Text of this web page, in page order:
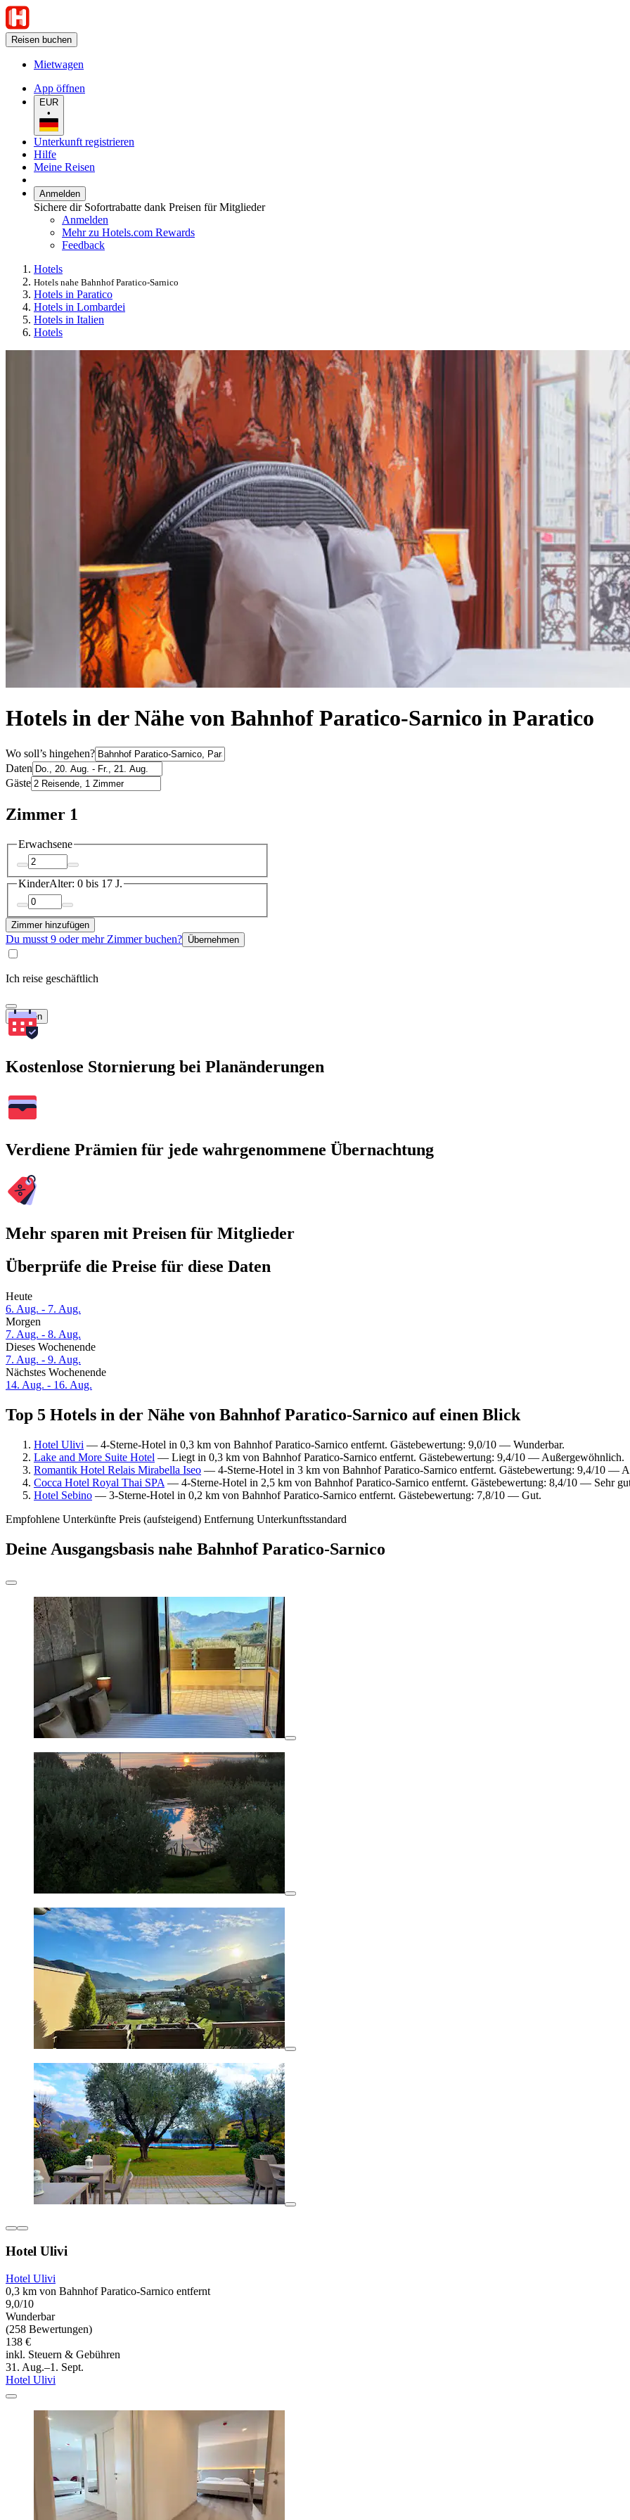
Reisen buchen
Mietwagen
App öffnen
EUR
•
Unterkunft registrieren
Hilfe
Meine Reisen
Anmelden
Sichere dir Sofortrabatte dank Preisen für Mitglieder
Anmelden
Mehr zu Hotels.com Rewards
Feedback
Hotels
Hotels nahe Bahnhof Paratico-Sarnico
Hotels in Paratico
Hotels in Lombardei
Hotels in Italien
Hotels
Hotels in der Nähe von Bahnhof Paratico-Sarnico in Paratico
Wo soll’s hingehen?
Daten
Gäste
Zimmer 1
Erwachsene
KinderAlter: 0 bis 17 J.
Zimmer hinzufügen
Du musst 9 oder mehr Zimmer buchen? Übernehmen
Ich reise geschäftlich
Suchen
Kostenlose Stornierung bei Planänderungen
Verdiene Prämien für jede wahrgenommene Übernachtung
Mehr sparen mit Preisen für Mitglieder
Überprüfe die Preise für diese Daten
Heute
6. Aug. - 7. Aug.
Morgen
7. Aug. - 8. Aug.
Dieses Wochenende
7. Aug. - 9. Aug.
Nächstes Wochenende
14. Aug. - 16. Aug.
Top 5 Hotels in der Nähe von Bahnhof Paratico-Sarnico auf einen Blick
Hotel Ulivi — 4-Sterne-Hotel in 0,3 km von Bahnhof Paratico-Sarnico entfernt. Gästebewertung: 9,0/10 — Wunderbar.
Lake and More Suite Hotel — Liegt in 0,3 km von Bahnhof Paratico-Sarnico entfernt. Gästebewertung: 9,4/10 — Außergewöhnlich.
Romantik Hotel Relais Mirabella Iseo — 4-Sterne-Hotel in 3 km von Bahnhof Paratico-Sarnico entfernt. Gästebewertung: 9,4/10 —
Cocca Hotel Royal Thai SPA — 4-Sterne-Hotel in 2,5 km von Bahnhof Paratico-Sarnico entfernt. Gästebewertung: 8,4/10 — Sehr
Hotel Sebino — 3-Sterne-Hotel in 0,2 km von Bahnhof Paratico-Sarnico entfernt. Gästebewertung: 7,8/10 — Gut.
Empfohlene Unterkünfte Preis (aufsteigend) Entfernung Unterkunftsstandard
Deine Ausgangsbasis nahe Bahnhof Paratico-Sarnico
Hotel Ulivi
Hotel Ulivi
0,3 km von Bahnhof Paratico-Sarnico entfernt
9,0/10
Wunderbar
(258 Bewertungen)
138 €
inkl. Steuern & Gebühren
31. Aug.–1. Sept.
Hotel Ulivi